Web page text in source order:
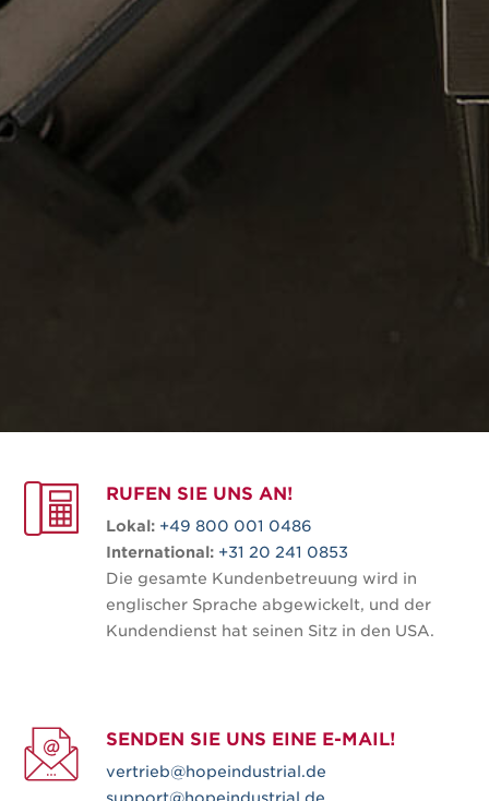
RUFEN SIE UNS AN!
Lokal: +49 800 001 0486
International: +31 20 241 0853
Die gesamte Kundenbetreuung wird in
englischer Sprache abgewickelt, und der
Kundendienst hat seinen Sitz in den USA.
SENDEN SIE UNS EINE E-MAIL!
vertrieb@hopeindustrial.de